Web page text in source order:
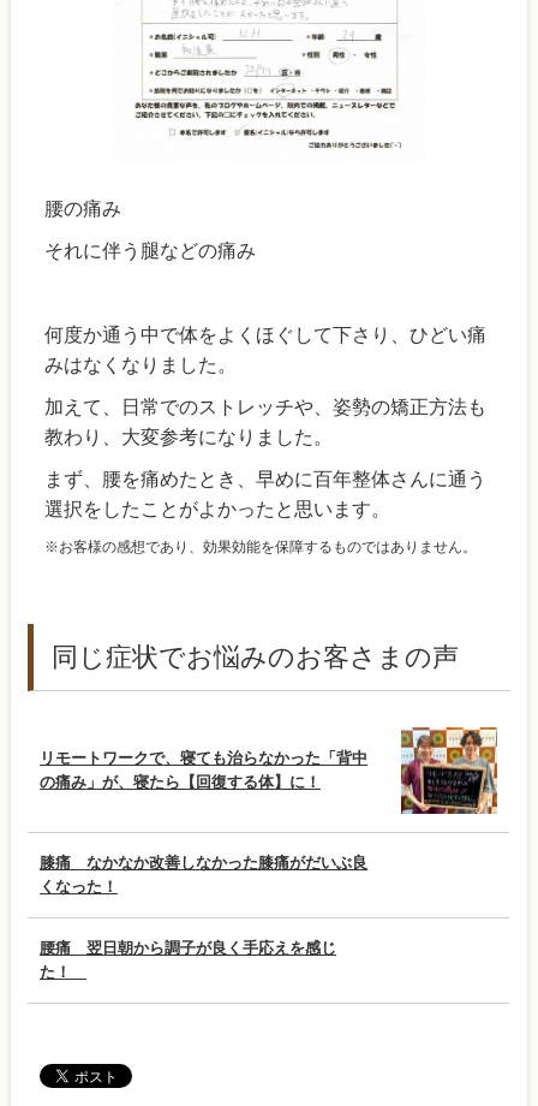
腰の痛み
それに伴う腿などの痛み
何度か通う中で体をよくほぐして下さり、ひどい痛
みはなくなりました。
加えて、日常でのストレッチや、姿勢の矯正方法も
教わり、大変参考になりました。
まず、腰を痛めたとき、早めに百年整体さんに通う
選択をしたことがよかったと思います。
※お客様の感想であり、効果効能を保障するものではありません。
同じ症状でお悩みのお客さまの声
リモートワークで、寝ても治らなかった「背中
の痛み」が、寝たら【回復する体】に！
膝痛 なかなか改善しなかった膝痛がだいぶ良
くなった！
腰痛 翌日朝から調子が良く手応えを感じ
た！